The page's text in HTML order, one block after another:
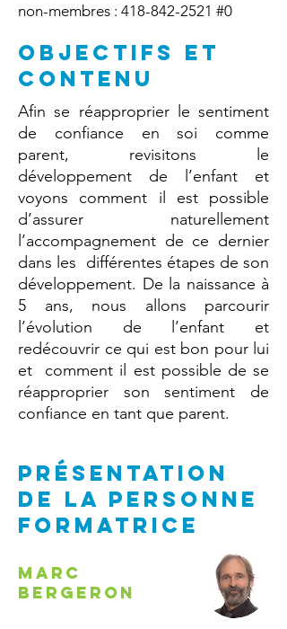
non-membres : 418-842-2521 #0
OBJECTIFS ET
CONTENU
Afin se réapproprier le sentiment
de confiance en soi comme
parent, revisitons le
développement de l’enfant et
voyons comment il est possible
d’assurer naturellement
l’accompagnement de ce dernier
dans les différentes étapes de son
développement. De la naissance à
5 ans, nous allons parcourir
l’évolution de l’enfant et
redécouvrir ce qui est bon pour lui
et comment il est possible de se
réapproprier son sentiment de
confiance en tant que parent.
PRÉSENTATION
DE la personne
formatrice
Marc
Bergeron